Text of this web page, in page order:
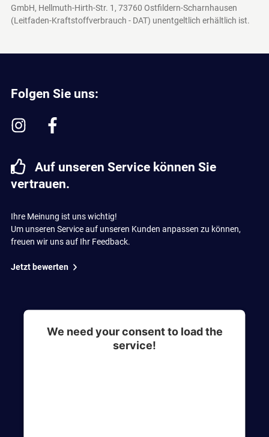
GmbH, Hellmuth-Hirth-Str. 1, 73760 Ostfildern-Scharnhausen
(Leitfaden-Kraftstoffverbrauch - DAT) unentgeltlich erhältlich ist.
Folgen Sie uns:
Auf unseren Service können Sie
vertrauen.
Ihre Meinung ist uns wichtig!
Um unseren Service auf unseren Kunden anpassen zu können,
freuen wir uns auf Ihr Feedback.
Jetzt bewerten
We need your consent to load the
service!